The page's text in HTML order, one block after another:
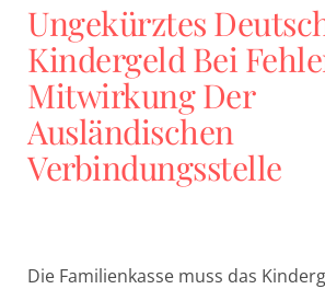
Ungekürztes
Kindergeld Bei
Mitwirkung Der
Ausländischen
Verbindungsstelle
Die Familienkasse muss das